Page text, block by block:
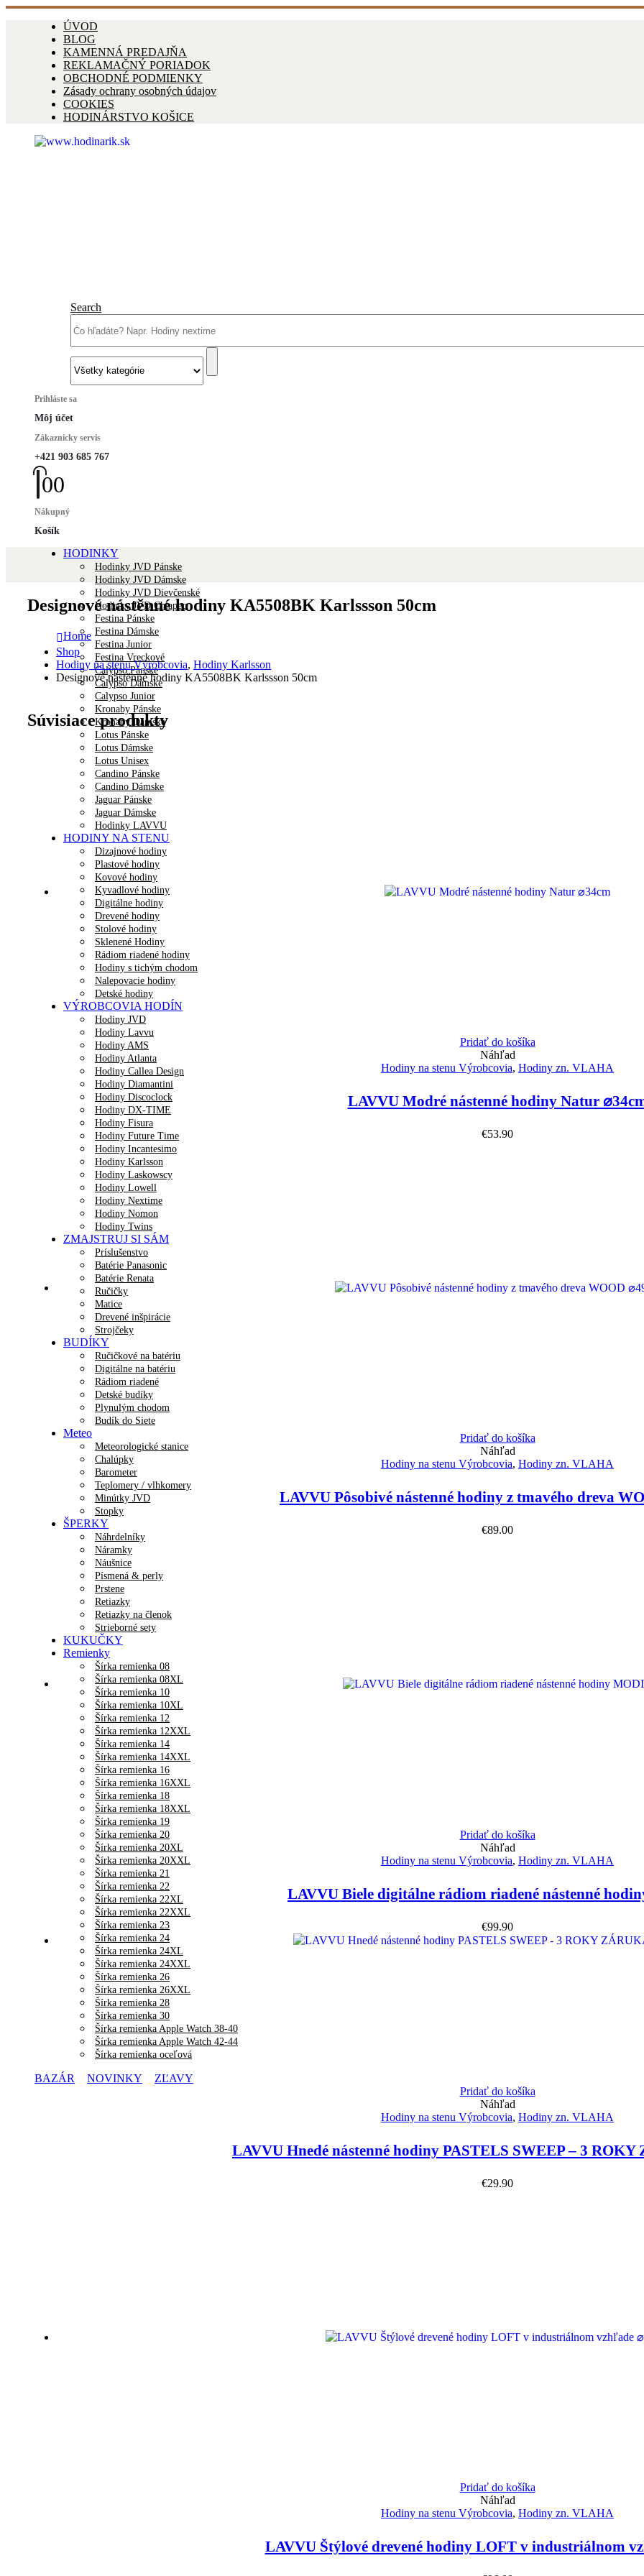
ÚVOD
BLOG
KAMENNÁ PREDAJŇA
REKLAMAČNÝ PORIADOK
OBCHODNÉ PODMIENKY
Zásady ochrany osobných údajov
COOKIES
HODINÁRSTVO KOŠICE
Search
Prihláste sa
Môj účet
Zákaznícky servis
+421 903 685 767
00
Nákupný
Košík
HODINKY
Hodinky JVD Pánske
Hodinky JVD Dámske
Hodinky JVD Dievčenské
Hodinky JVD Chlapec
Festina Pánske
Festina Dámske
Festina Junior
Festina Vreckové
Calypso Pánske
Calypso Dámske
Calypso Junior
Kronaby Pánske
Kronaby Dámske
Lotus Pánske
Lotus Dámske
Lotus Unisex
Candino Pánske
Candino Dámske
Jaguar Pánske
Jaguar Dámske
Hodinky LAVVU
HODINY NA STENU
Dizajnové hodiny
Plastové hodiny
Kovové hodiny
Kyvadlové hodiny
Digitálne hodiny
Drevené hodiny
Stolové hodiny
Sklenené Hodiny
Rádiom riadené hodiny
Hodiny s tichým chodom
Nalepovacie hodiny
Detské hodiny
VÝROBCOVIA HODÍN
Hodiny JVD
Hodiny Lavvu
Hodiny AMS
Hodiny Atlanta
Hodiny Callea Design
Hodiny Diamantini
Hodiny Discoclock
Hodiny DX-TIME
Hodiny Fisura
Hodiny Future Time
Hodiny Incantesimo
Hodiny Karlsson
Hodiny Laskowscy
Hodiny Lowell
Hodiny Nextime
Hodiny Nomon
Hodiny Twins
ZMAJSTRUJ SI SÁM
Príslušenstvo
Batérie Panasonic
Batérie Renata
Ručičky
Matice
Drevené inšpirácie
Strojčeky
BUDÍKY
Ručičkové na batériu
Digitálne na batériu
Rádiom riadené
Detské budíky
Plynulým chodom
Budík do Siete
Meteo
Meteorologické stanice
Chalúpky
Barometer
Teplomery / vlhkomery
Minútky JVD
Stopky
ŠPERKY
Náhrdelníky
Náramky
Náušnice
Písmená & perly
Prstene
Retiazky
Retiazky na členok
Strieborné sety
KUKUČKY
Remienky
Šírka remienka 08
Šírka remienka 08XL
Šírka remienka 10
Šírka remienka 10XL
Šírka remienka 12
Šírka remienka 12XXL
Šírka remienka 14
Šírka remienka 14XXL
Šírka remienka 16
Šírka remienka 16XXL
Šírka remienka 18
Šírka remienka 18XXL
Šírka remienka 19
Šírka remienka 20
Šírka remienka 20XL
Šírka remienka 20XXL
Šírka remienka 21
Šírka remienka 22
Šírka remienka 22XL
Šírka remienka 22XXL
Šírka remienka 23
Šírka remienka 24
Šírka remienka 24XL
Šírka remienka 24XXL
Šírka remienka 26
Šírka remienka 26XXL
Šírka remienka 28
Šírka remienka 30
Šírka remienka Apple Watch 38-40
Šírka remienka Apple Watch 42-44
Šírka remienka oceľová
BAZÁR NOVINKY ZĽAVY
Designové nástěnné hodiny KA5508BK Karlssson 50cm
Home
Shop
Hodiny na stenu Výrobcovia, Hodiny Karlsson
Designové nástěnné hodiny KA5508BK Karlssson 50cm
Súvisiace produkty
Pridať do košíka
Náhľad
Hodiny na stenu Výrobcovia, Hodiny zn. VLAHA
LAVVU Modré nástenné hodiny Natur
€53.90
Pridať do košíka
Náhľad
Hodiny na stenu Výrobcovia, Hodiny zn. VLAHA
LAVVU Pôsobivé nástenné hodiny z tmavého dreva
€89.00
Pridať do košíka
Náhľad
Hodiny na stenu Výrobcovia, Hodiny zn. VLAHA
LAVVU Biele digitálne rádiom riadené nástenné
€99.90
Pridať do košíka
Náhľad
Hodiny na stenu Výrobcovia, Hodiny zn. VLAHA
LAVVU Hnedé nástenné hodiny PASTELS SWEEP – 3
€29.90
Pridať do košíka
Náhľad
Hodiny na stenu Výrobcovia, Hodiny zn. VLAHA
LAVVU Štýlové drevené hodiny LOFT v industriálnom